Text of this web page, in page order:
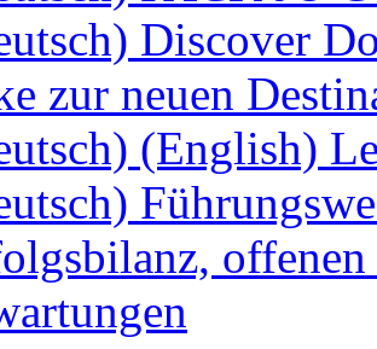
Discover
zur neuen
(English)